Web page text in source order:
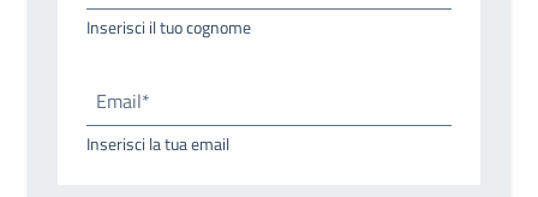
Inserisci il tuo cognome
Email*
Inserisci la tua email